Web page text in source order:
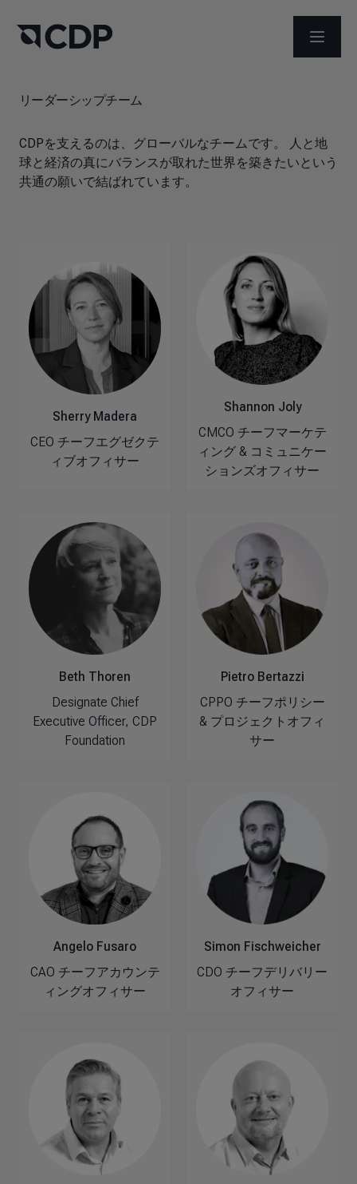
メニュ
リーダーシップチーム
CDPを支えるのは、グローバルなチームです。 人と地
球と経済の真にバランスが取れた世界を築きたいという
共通の願いで結ばれています。
Sherry Madera
CEO チーフエグゼクテ
ィブオフィサー
Shannon Joly
CMCO チーフマーケテ
ィング & コミュニケー
ションズオフィサー
Beth Thoren
Designate Chief
Executive Officer, CDP
Foundation
Pietro Bertazzi
CPPO チーフポリシー
& プロジェクトオフィ
サー
Angelo Fusaro
CAO チーフアカウンテ
ィングオフィサー
Simon Fischweicher
CDO チーフデリバリー
オフィサー